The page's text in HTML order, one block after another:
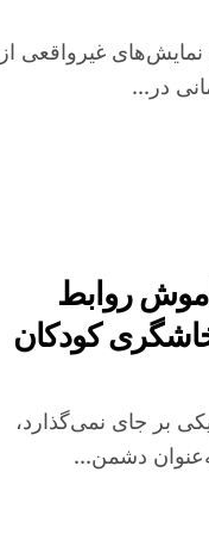
در...
روابط
کودکان
دشمن...